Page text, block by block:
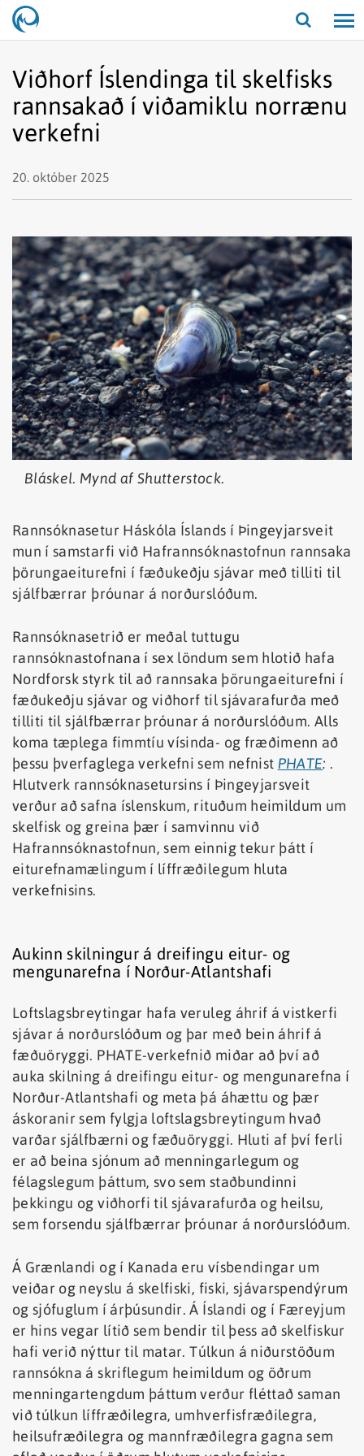
Opna/
Viðhorf Íslendinga til skelfisks
rannsakað í viðamiklu norrænu
verkefni
20. október 2025
Bláskel. Mynd af Shutterstock.
Rannsóknasetur Háskóla Íslands í Þingeyjarsveit
mun í samstarfi við Hafrannsóknastofnun rannsaka
þörungaeiturefni í fæðukeðju sjávar með tilliti til
sjálfbærrar þróunar á norðurslóðum.
Rannsóknasetrið er meðal tuttugu
rannsóknastofnana í sex löndum sem hlotið hafa
Nordforsk styrk til að rannsaka þörungaeiturefni í
fæðukeðju sjávar og viðhorf til sjávarafurða með
tilliti til sjálfbærrar þróunar á norðurslóðum. Alls
koma tæplega fimmtíu vísinda- og fræðimenn að
þessu þverfaglega verkefni sem nefnist PHATE: .
Hlutverk rannsóknasetursins í Þingeyjarsveit
verður að safna íslenskum, rituðum heimildum um
skelfisk og greina þær í samvinnu við
Hafrannsóknastofnun, sem einnig tekur þátt í
eiturefnamælingum í líffræðilegum hluta
verkefnisins.
Aukinn skilningur á dreifingu eitur- og
mengunarefna í Norður-Atlantshafi
Loftslagsbreytingar hafa veruleg áhrif á vistkerfi
sjávar á norðurslóðum og þar með bein áhrif á
fæðuöryggi. PHATE-verkefnið miðar að því að
auka skilning á dreifingu eitur- og mengunarefna í
Norður-Atlantshafi og meta þá áhættu og þær
áskoranir sem fylgja loftslagsbreytingum hvað
varðar sjálfbærni og fæðuöryggi. Hluti af því ferli
er að beina sjónum að menningarlegum og
félagslegum þáttum, svo sem staðbundinni
þekkingu og viðhorfi til sjávarafurða og heilsu,
sem forsendu sjálfbærrar þróunar á norðurslóðum.
Á Grænlandi og í Kanada eru vísbendingar um
veiðar og neyslu á skelfiski, fiski, sjávarspendýrum
og sjófuglum í árþúsundir. Á Íslandi og í Færeyjum
er hins vegar lítið sem bendir til þess að skelfiskur
hafi verið nýttur til matar. Túlkun á niðurstöðum
rannsókna á skriflegum heimildum og öðrum
menningartengdum þáttum verður fléttað saman
við túlkun líffræðilegra, umhverfisfræðilegra,
heilsufræðilegra og mannfræðilegra gagna sem